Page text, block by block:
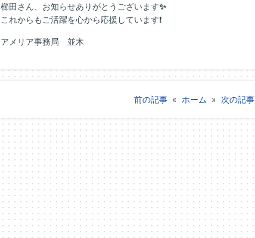
櫛田さん、お知らせありがとうございます✨
これからもご活躍を心から応援しています❗
アメリア事務局 並木
前の記事 « ホーム » 次の記事